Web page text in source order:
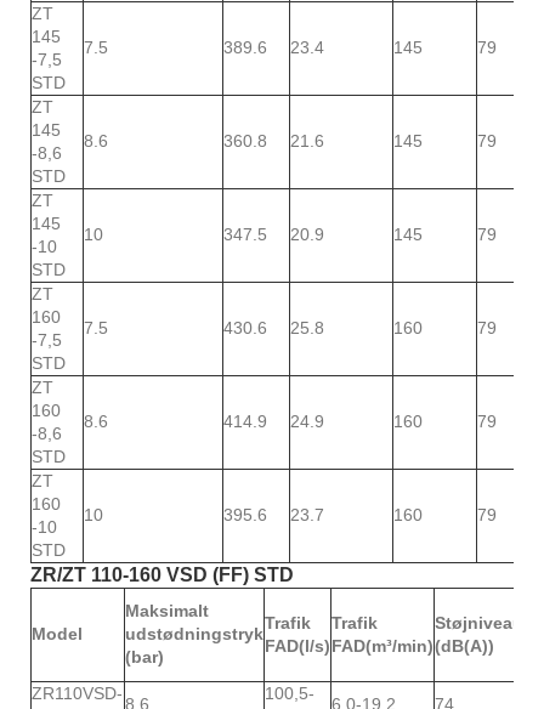
ZT
145
-7,5
STD
7.5 389.6 23.4 145 79
ZT
145
-8,6
STD
8.6 360.8 21.6 145 79
ZT
145
-10
STD
10 347.5 20.9 145 79
ZT
160
-7,5
STD
7.5 430.6 25.8 160 79
ZT
160
-8,6
STD
8.6 414.9 24.9 160 79
ZT
160
-10
STD
10 395.6 23.7 160 79
ZR/ZT 110-160 VSD (FF) STD
Model
Maksimalt
udstødningstryk
(bar)
Trafik
FAD(l/s)
Trafik
FAD(m³/min)
Støjniveau
(dB(A))
ZR110VSD-
8.6
100,5-
6,0-19,2 74